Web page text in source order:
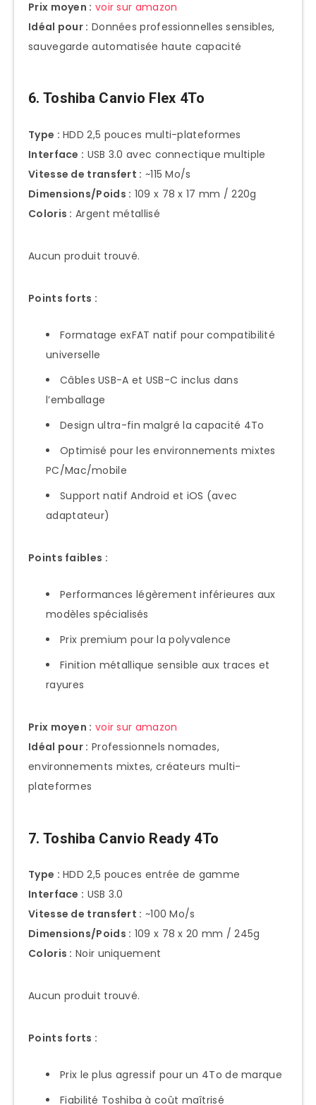
Prix moyen : voir sur amazon
Idéal pour : Données professionnelles sensibles,
sauvegarde automatisée haute capacité
6. Toshiba Canvio Flex 4To
Type : HDD 2,5 pouces multi-plateformes
Interface : USB 3.0 avec connectique multiple
Vitesse de transfert : ~115 Mo/s
Dimensions/Poids : 109 x 78 x 17 mm / 220g
Coloris : Argent métallisé
Aucun produit trouvé.
Points forts :
Formatage exFAT natif pour compatibilité
universelle
Câbles USB-A et USB-C inclus dans
l’emballage
Design ultra-fin malgré la capacité 4To
Optimisé pour les environnements mixtes
PC/Mac/mobile
Support natif Android et iOS (avec
adaptateur)
Points faibles :
Performances légèrement inférieures aux
modèles spécialisés
Prix premium pour la polyvalence
Finition métallique sensible aux traces et
rayures
Prix moyen : voir sur amazon
Idéal pour : Professionnels nomades,
environnements mixtes, créateurs multi-
plateformes
7. Toshiba Canvio Ready 4To
Type : HDD 2,5 pouces entrée de gamme
Interface : USB 3.0
Vitesse de transfert : ~100 Mo/s
Dimensions/Poids : 109 x 78 x 20 mm / 245g
Coloris : Noir uniquement
Aucun produit trouvé.
Points forts :
Prix le plus agressif pour un 4To de marque
Fiabilité Toshiba à coût maîtrisé